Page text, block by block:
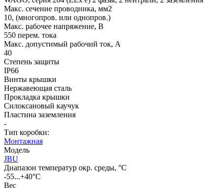
Макс. сечение проводника, мм2
10, (многопров. или однопров.)
Макс. рабочее напряжение, В
550 перем. тока
Макс. допустимый рабочий ток, А
40
Степень защиты
IP66
Винты крышки
Нержавеющая сталь
Прокладка крышки
Силоксановый каучук
Пластина заземления
-
Тип коробки:
Монтажная
Модель
JBU
Диапазон температур окр. среды, °С
-55...+40°C
Вес